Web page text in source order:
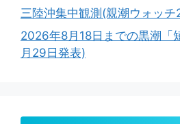
三陸沖集中観測(親潮ウォッ
2026年8月18日までの黒潮「
月29日発表)